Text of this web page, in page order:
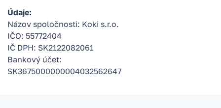
Údaje:
Názov spoločnosti: Koki s.r.o.
IČO: 55772404
IČ DPH: SK2122082061
Bankový účet:
SK3675000000004032562647